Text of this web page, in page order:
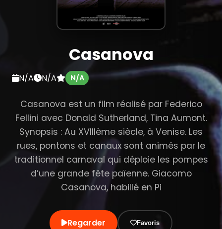
Casanova
N/A N/A N/A
Casanova est un film réalisé par Federico
Fellini avec Donald Sutherland, Tina Aumont.
Synopsis : Au XVIIIème siècle, à Venise. Les
rues, pontons et canaux sont animés par le
traditionnel carnaval qui déploie les pompes
d’une grande fête païenne. Giacomo
Casanova, habillé en Pi
Regarder Favoris